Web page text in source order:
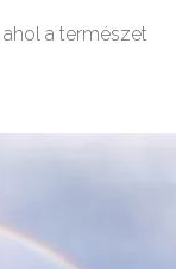
a természet